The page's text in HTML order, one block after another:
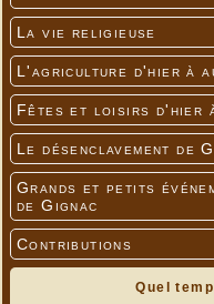
La vie religieuse
L'agriculture d'hier à
Fêtes et loisirs d'hier
Le désenclavement de
Grands et petits
de Gignac
Contributions
Quel